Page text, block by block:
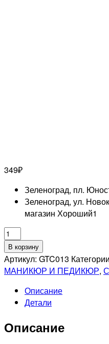
349₽
Зеленоград, пл.
Зеленоград, ул.
магазин Хороший1
Количество
товара
GRATTOL
Гель-
Color
Gel
Light
В корзину
Артикул: GTC013
МАНИКЮР И ПЕДИКЮР,
Описание
Детали
Описание